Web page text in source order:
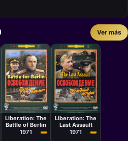
Ver más
Película
Yuri Ozerov
Liberation: The
Battle of Berlin
1971
Película
Yuri Ozerov
Liberation: The
Last Assault
1971